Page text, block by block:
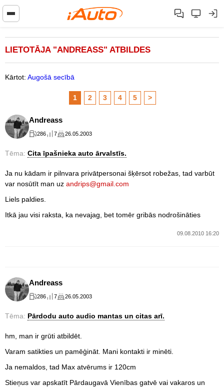
LIETOTĀJA "ANDREASS" ATBILDES
Kārtot: Augošā secībā
1 2 3 4 5 >
Andreass
286 7 26.05.2003
Tēma: Cita īpašnieka auto ārvalstīs.
Ja nu kādam ir pilnvara privātpersonai šķērsot robežas, tad varbūt
var nosūtīt man uz andrips@gmail.com
Liels paldies.
Itkā jau visi raksta, ka nevajag, bet tomēr gribās nodrošināties
09.08.2010 16:20
Andreass
286 7 26.05.2003
Tēma: Pārdodu auto audio mantas un citas arī.
hm, man ir grūti atbildēt.
Varam satikties un pamēģināt. Mani kontakti ir minēti.
Ja nemaldos, tad Max atvērums ir 120cm
Stieņus var apskatīt Pārdaugavā Vienības gatvē vai vakaros un